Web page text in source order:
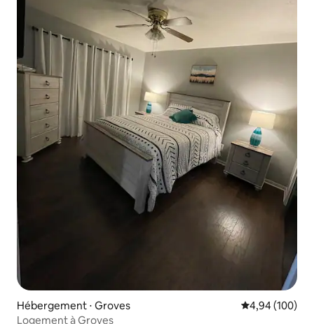
Hébergement ⋅ Groves Évaluation
4,94 (100)
Logement à Groves